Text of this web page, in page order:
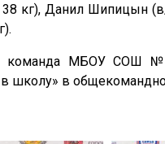
кг), Данил Шипицын
команда МБОУ СОШ №
школу» в